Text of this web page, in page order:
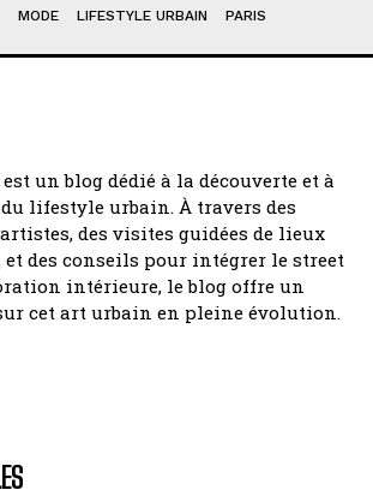
MODE LIFESTYLE URBAIN PARIS
un blog dédié à la découverte et à
lifestyle urbain. À travers des
des visites guidées de lieux
et des conseils pour intégrer le street
intérieure, le blog offre un
cet art urbain en pleine évolution.